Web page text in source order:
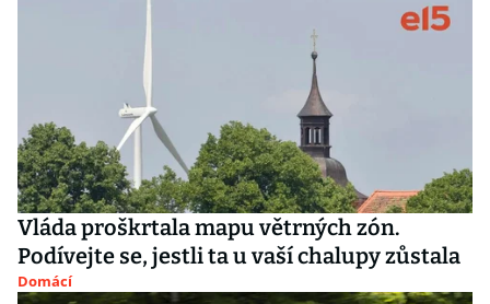
Vláda proškrtala mapu větrných zón.
Podívejte se, jestli ta u vaší chalupy zůstala
Domácí